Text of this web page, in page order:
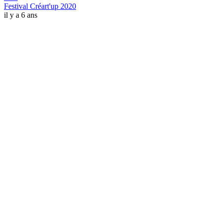
Festival Créart'up 2020
il y a 6 ans